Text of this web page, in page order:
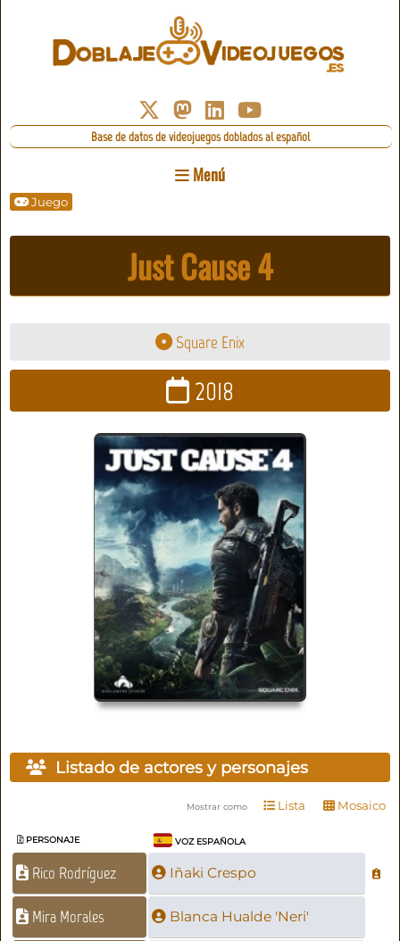
Base de datos de videojuegos doblados al español
Menú
Juego
Just Cause 4
Square Enix
2018
Listado de actores y personajes
Mostrar como Lista Mosaico
PERSONAJE VOZ ESPAÑOLA
Rico Rodríguez Iñaki Crespo
Mira Morales Blanca Hualde 'Neri'